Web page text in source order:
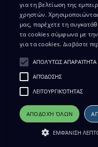
επεξεργασία και
ΔΙΚΑΙΩΜΑ ΠΡΟΣΤΑΣΙΑΣ
ΠΟΛΙΤΙΚΗ ΑΠΟΡΡΗΤΟΥ
ΔΙΑΘΕΣΗ ΑΡΧΕΙΑΚΟΥ ΥΛΙΚΟΥ
ΠΟΛΙΤΙΚΗ ΑΠΟΡΡΗΤΟΥ
Copyright 2026
developed byPixel
για τη βελτίωση της
χρηστών.
μας, παρέχετε τη
τα cookies σύμφωνα με την
για τα cookies. Διαβάστε
ΑΠΟΛΎΤΩΣ ΑΠΑΡΑΊΤΗΤΑ
ΑΠΌΔΟΣΗΣ
ΛΕΙΤΟΥΡΓΙΚΌΤΗΤΑΣ
ΑΠΟΔΟΧΉ ΌΛΩΝ
ΕΜΦΆΝΙΣΗ